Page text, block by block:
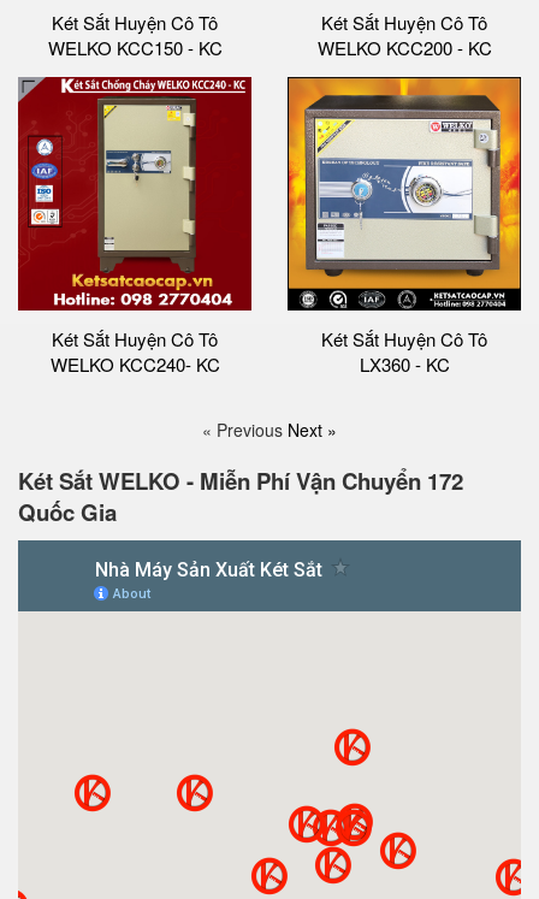
Két Sắt Huyện Cô Tô
WELKO KCC150 - KC
Két Sắt Huyện Cô Tô
WELKO KCC200 - KC
Két Sắt Huyện Cô Tô
WELKO KCC240- KC
Két Sắt Huyện Cô Tô
LX360 - KC
« Previous Next »
Két Sắt WELKO - Miễn Phí Vận Chuyển 172
Quốc Gia